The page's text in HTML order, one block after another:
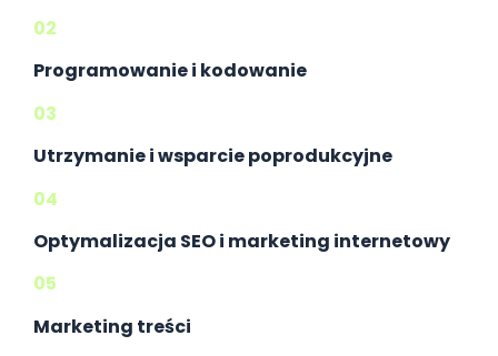
02
Programowanie i kodowanie
03
Utrzymanie i wsparcie poprodukcyjne
04
Optymalizacja SEO i marketing internetowy
05
Marketing treści